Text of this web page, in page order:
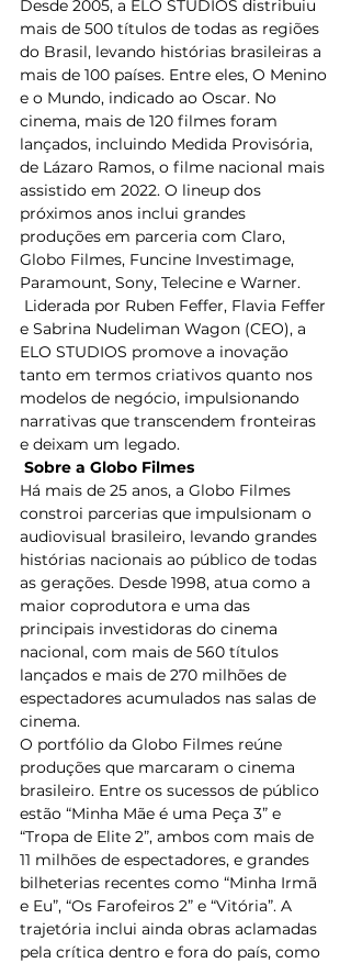
Desde 2005, a ELO STUDIOS distribuiu
mais de 500 títulos de todas as regiões
do Brasil, levando histórias brasileiras a
mais de 100 países. Entre eles, O Menino
e o Mundo, indicado ao Oscar. No
cinema, mais de 120 filmes foram
lançados, incluindo Medida Provisória,
de Lázaro Ramos, o filme nacional mais
assistido em 2022. O lineup dos
próximos anos inclui grandes
produções em parceria com Claro,
Globo Filmes, Funcine Investimage,
Paramount, Sony, Telecine e Warner.
Liderada por Ruben Feffer, Flavia Feffer
e Sabrina Nudeliman Wagon (CEO), a
ELO STUDIOS promove a inovação
tanto em termos criativos quanto nos
modelos de negócio, impulsionando
narrativas que transcendem fronteiras
e deixam um legado.
Sobre a Globo Filmes
Há mais de 25 anos, a Globo Filmes
constroi parcerias que impulsionam o
audiovisual brasileiro, levando grandes
histórias nacionais ao público de todas
as gerações. Desde 1998, atua como a
maior coprodutora e uma das
principais investidoras do cinema
nacional, com mais de 560 títulos
lançados e mais de 270 milhões de
espectadores acumulados nas salas de
cinema.
O portfólio da Globo Filmes reúne
produções que marcaram o cinema
brasileiro. Entre os sucessos de público
estão “Minha Mãe é uma Peça 3” e
“Tropa de Elite 2”, ambos com mais de
11 milhões de espectadores, e grandes
bilheterias recentes como “Minha Irmã
e Eu”, “Os Farofeiros 2” e “Vitória”. A
trajetória inclui ainda obras aclamadas
pela crítica dentro e fora do país, como